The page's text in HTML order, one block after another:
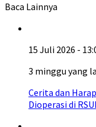
Baca Lainnya
15 Juli 2026 -
3 minggu yang
Cerita dan
Dioperasi di